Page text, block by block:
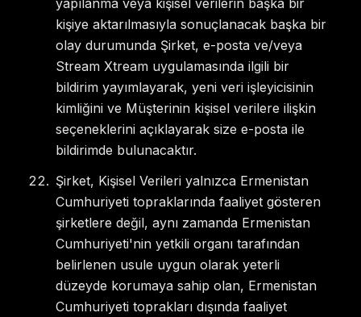
yapılanma veya kişisel verilerin başka bir
kişiye aktarılmasıyla sonuçlanacak başka bir
olay durumunda Şirket, e-posta ve/veya
Stream Xtream uygulamasında ilgili bir
bildirim yayımlayarak, yeni veri işleyicisinin
kimliğini ve Müşterinin kişisel verilere ilişkin
seçeneklerini açıklayarak size e-posta ile
bildirimde bulunacaktır.
Şirket, Kişisel Verileri yalnızca Ermenistan
Cumhuriyeti topraklarında faaliyet gösteren
şirketlere değil, aynı zamanda Ermenistan
Cumhuriyeti'nin yetkili organı tarafından
belirlenen usule uygun olarak yeterli
düzeyde korumaya sahip olan, Ermenistan
Cumhuriyeti toprakları dışında faaliyet